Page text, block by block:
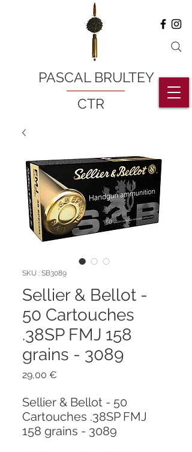
PASCAL BRULTEY
CTR
SKU : SB3089
Sellier & Bellot -
50 Cartouches
.38SP FMJ 158
grains - 3089
29,00 €
Sellier & Bellot - 50
Cartouches .38SP FMJ
158 grains - 3089